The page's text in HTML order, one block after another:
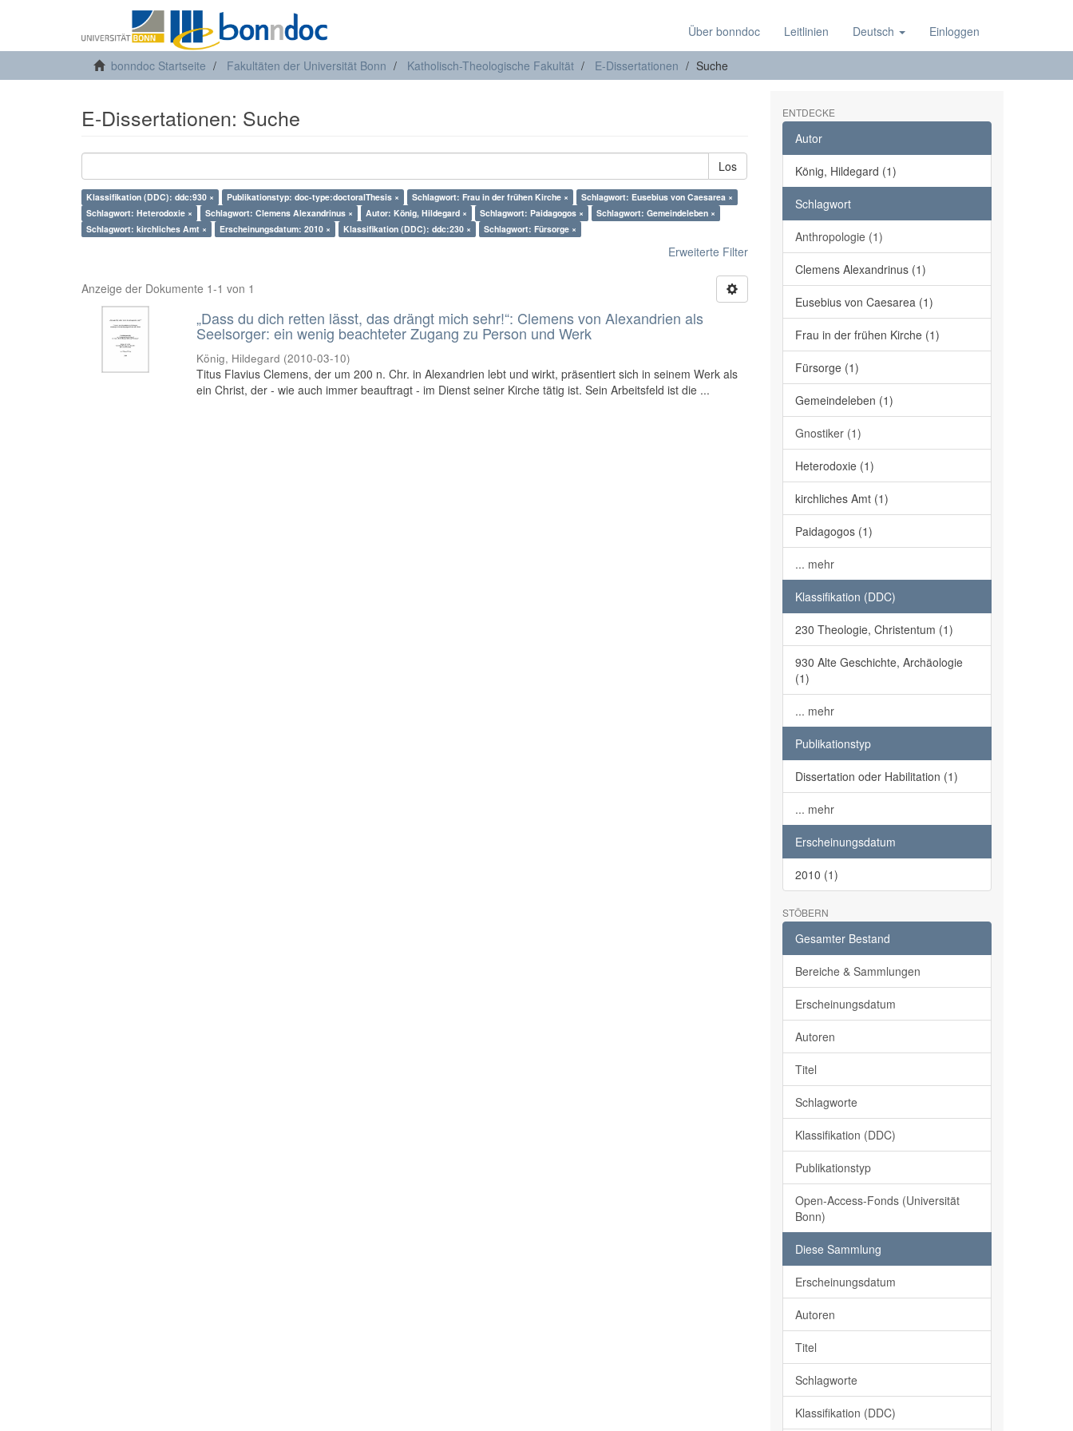
Über bonndoc Leitlinien Deutsch Einloggen
bonndoc Startseite Fakultäten der Universität Bonn Katholisch-Theologische Fakultät E-Dissertationen Suche
E-Dissertationen: Suche
Los
Klassifikation (DDC): ddc:930 × Publikationstyp: doc-type:doctoralThesis × Schlagwort: Frau in der frühen Kirche ×
Schlagwort: Eusebius von Caesarea ×
Schlagwort: Heterodoxie ×
Schlagwort: Clemens Alexandrinus × Autor: König, Hildegard × Schlagwort: Paidagogos ×
Schlagwort: Gemeindeleben ×
Schlagwort: kirchliches Amt ×
Erscheinungsdatum: 2010 × Klassifikation (DDC): ddc:230 × Schlagwort: Fürsorge ×
Erweiterte Filter
Anzeige der Dokumente 1-1 von 1
„Dass du dich retten lässt, das drängt mich sehr!“: Clemens von Alexandrien als
Seelsorger: ein wenig beachteter Zugang zu Person und Werk
König, Hildegard (2010-03-10)
Titus Flavius Clemens, der um 200 n. Chr. in Alexandrien lebt und wirkt, präsentiert sich in seinem Werk als
ein Christ, der - wie auch immer beauftragt - im Dienst seiner Kirche tätig ist. Sein Arbeitsfeld ist die ...
ENTDECKE
Autor
König, Hildegard (1)
Schlagwort
Anthropologie (1)
Clemens Alexandrinus (1)
Eusebius von Caesarea (1)
Frau in der frühen Kirche (1)
Fürsorge (1)
Gemeindeleben (1)
Gnostiker (1)
Heterodoxie (1)
kirchliches Amt (1)
Paidagogos (1)
... mehr
Klassifikation (DDC)
230 Theologie, Christentum (1)
930 Alte Geschichte, Archäologie
(1)
... mehr
Publikationstyp
Dissertation oder Habilitation (1)
... mehr
Erscheinungsdatum
2010 (1)
STÖBERN
Gesamter Bestand
Bereiche & Sammlungen
Erscheinungsdatum
Autoren
Titel
Schlagworte
Klassifikation (DDC)
Publikationstyp
Open-Access-Fonds (Universität
Bonn)
Diese Sammlung
Erscheinungsdatum
Autoren
Titel
Schlagworte
Klassifikation (DDC)